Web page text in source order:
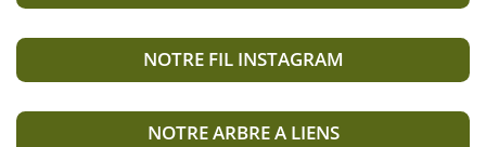
NOTRE FIL INSTAGRAM
NOTRE ARBRE A LIENS